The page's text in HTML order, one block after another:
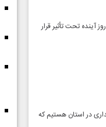
آینده تحت تأثیر قرار
در استان هستیم که